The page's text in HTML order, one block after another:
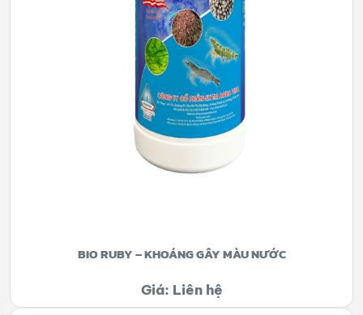
BIO RUBY – KHOÁNG GÂY MÀU NƯỚC
Giá: Liên hệ